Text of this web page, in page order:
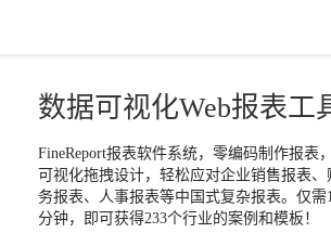
数据可视化Web报表工
FineReport报表软件系统，零编码制作报表，
可视化拖拽设计，轻松应对企业销售报表、
务报表、人事报表等中国式复杂报表。仅需
分钟，即可获得233个行业的案例和模板！